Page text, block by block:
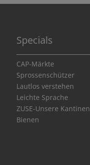
Specials
CAP-Märkte
Sprossenschützer
Lautlos verstehen
Leichte Sprache
ZUSE-Unsere Kantinen
Bienen